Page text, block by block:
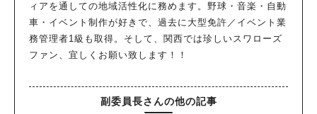
ィアを通しての地域活性化に務めます。野球・音楽・自動
車・イベント制作が好きで、過去に大型免許／イベント業
務管理者1級も取得。そして、関西では珍しいスワローズ
ファン、宜しくお願い致します！！
副委員長さんの他の記事